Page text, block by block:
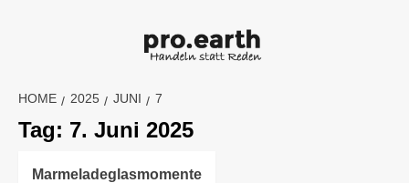
HOME 2025 JUNI 7
Tag: 7. Juni 2025
Marmeladeglasmomente